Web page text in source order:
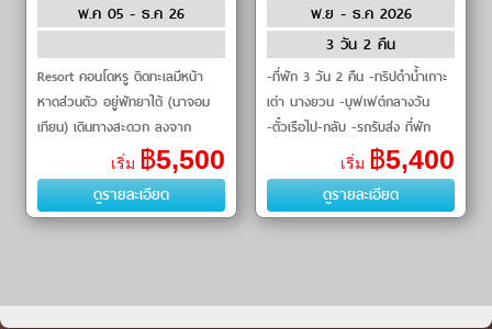
พ.ค 05 - ธ.ค 26
Resort คอนโดหรู ติดทะเลมีหน้า
หาดส่วนตัว อยู่พัทยาใต้ (นาจอม
เทียน) เดินทางสะดวก ลงจาก
motor way แค่5นาที จาก ขับรถ
จาก กท
เริ่ม ฿5,500
ดูรายละเอียด
พ.ย - ธ.ค 2026
3 วัน 2 คืน
-ที่พัก 3 วัน 2 คืน -ทริปดำน้ำเกาะ
เต่า นางยวน -บุฟเฟต์กลางวัน
-ตั๋วเรือไป-กลับ -รถรับส่ง ที่พัก
เริ่ม ฿5,400
ดูรายละเอียด